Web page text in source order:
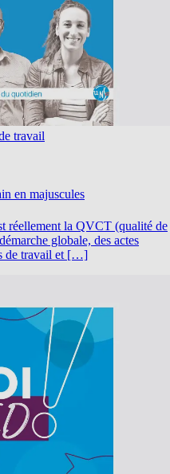
travail
en majuscules
réellement la QVCT (qualité de
globale, des actes
de travail et […]